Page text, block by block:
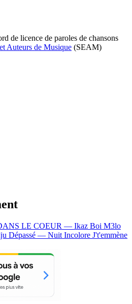
de licence de paroles de chansons
Auteurs de Musique (SEAM)
LE COEUR — Ikaz Boi M3lo
Dépassé — Nuit Incolore J't'emmène